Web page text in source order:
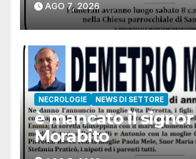
AGO 7, 2026
NECROLOGIE NEWS DI SETTORE
è mancato il
Morabito